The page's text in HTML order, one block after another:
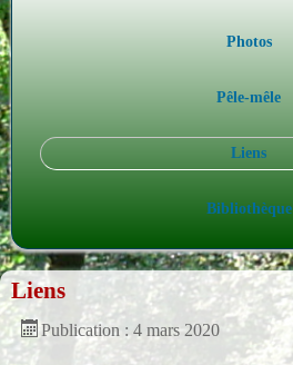
Photos
Pêle-mêle
Liens
Bibliothèque
Liens
Publication : 4 mars 2020